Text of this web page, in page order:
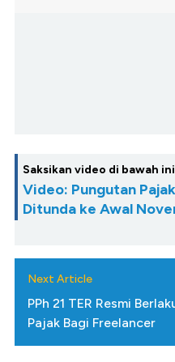
Saksikan video di bawah
Video: Pungutan
Ditunda ke Awal
Next Article
PPh 21 TER Resmi
Pajak Bagi Freelancer